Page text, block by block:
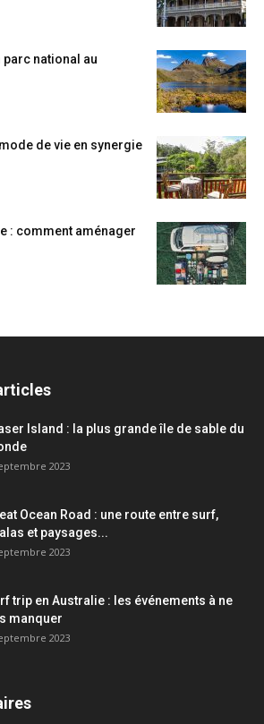
parc national au
de vie en synergie
: comment aménager
Island : la plus grande île de sable du
2023
Ocean Road : une route entre surf,
et paysages...
2023
trip en Australie : les événements à ne
manquer
2023